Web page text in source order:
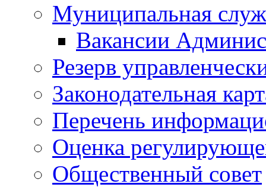
Муниципальная
Вакансии
Резерв
Законодательная
Перечень
Оценка
Общественный совет